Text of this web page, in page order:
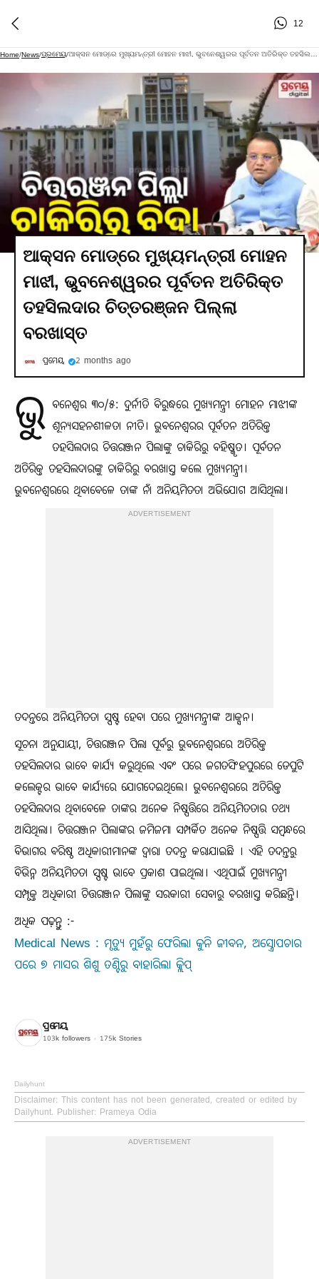
12
Home/News/ପ୍ରମେୟ/
ଆକ୍ସନ ମୋଡ୍‌ରେ ମୁଖ୍ୟମନ୍ତ୍ରୀ ମୋହନ
ମାଝୀ, ଭୁବନେଶ୍ୱରର ପୂର୍ବତନ ଅତିରିକ୍ତ
ତହସିଲଦାର ଚିତ୍ତରଞ୍ଜନ ପିଲ୍ଲା
ବରଖାସ୍ତ
ପ୍ରମେୟ 2 months ago
ଭୁ ବନେଶ୍ୱର ୩୦/୫: ଦୁର୍ନୀତି ବିରୁଦ୍ଧରେ ମୁଖ୍ୟମନ୍ତ୍ରୀ ମୋହନ ମାଝୀଙ୍କ
ଶୂନ୍ୟସହନଶୀଳତା ନୀତି। ଭୁବନେଶ୍ୱରର ପୂର୍ବତନ ଅତିରିକ୍ତ
ତହସିଲଦାର ଚିତ୍ତରଞ୍ଜନ ପିଲାଙ୍କୁ ଚାକିରିରୁ ବହିଷ୍କୃତ। ପୂର୍ବତନ
ଅତିରିକ୍ତ ତହସିଲଦାରଙ୍କୁ ଚାକିରିରୁ ବରଖାସ୍ତ କଲେ ମୁଖ୍ୟମନ୍ତ୍ରୀ।
ଭୁବନେଶ୍ୱରରେ ଥିବାବେଳେ ତାଙ୍କ ନାଁ ଅନିୟମିତତା ଅଭିଯୋଗ ଆସିଥିଲା।
ADVERTISEMENT
ତଦନ୍ତରେ ଅନିୟମିତତା ସ୍ପଷ୍ଟ ହେବା ପରେ ମୁଖ୍ୟମନ୍ତ୍ରୀଙ୍କ ଆକ୍ସନ।
ସୂଚନା ଅନୁଯାୟୀ, ଚିତ୍ତରଞ୍ଜନ ପିଲା ପୂର୍ବରୁ ଭୁବନେଶ୍ୱରରେ ଅତିରିକ୍ତ
ତହସିଲଦାର ଭାବେ କାର୍ଯ୍ୟ କରୁଥିଲେ ଏବଂ ପରେ ଜଗତସିଂହପୁରରେ ଡେପୁଟି
କଲେକ୍ଟର ଭାବେ କାର୍ଯ୍ୟରେ ଯୋଗଦେଇଥିଲେ। ଭୁବନେଶ୍ୱରରେ ଅତିରିକ୍ତ
ତହସିଲଦାର ଥିବାବେଳେ ତାଙ୍କର ଅନେକ ନିଷ୍ପତ୍ତିରେ ଅନିୟମିତତାର ତଥ୍ୟ
ଆସିଥିଲା। ଚିତ୍ତରଞ୍ଜନ ପିଲାଙ୍କର ଜମିଜମା ସମ୍ପର୍କିତ ଅନେକ ନିଷ୍ପତ୍ତି ସମ୍ବନ୍ଧରେ
ବିଭାଗର ବରିଷ୍ଠ ଅଧିକାରୀମାନଙ୍କ ଦ୍ୱାରା ତଦନ୍ତ କରାଯାଇଛି । ଏହି ତଦନ୍ତରୁ
ବିଭିନ୍ନ ଅନିୟମିତତା ସ୍ପଷ୍ଟ ଭାବେ ପ୍ରକାଶ ପାଇଥିଲା। ଏଥିପାଇଁ ମୁଖ୍ୟମନ୍ତ୍ରୀ
ସମ୍ପୃକ୍ତ ଅଧିକାରୀ ଚିତ୍ତରଞ୍ଜନ ପିଲାଙ୍କୁ ସରକାରୀ ସେବାରୁ ବରଖାସ୍ତ କରିଛନ୍ତି।
ଅଧିକ ପଢ଼ନ୍ତୁ :-
Medical News : ମୃତ୍ୟୁ ମୁହଁରୁ ଫେରିଲା କୁନି ଜୀବନ, ଅସ୍ତ୍ରୋପଚାର
ପରେ ୭ ମାସର ଶିଶୁ ତଣ୍ଟିରୁ ବାହାରିଲା କ୍ଲିପ୍
ପ୍ରମେୟ
103k followers 175k Stories
Dailyhunt
Disclaimer: This content has not been generated, created or edited by
Dailyhunt. Publisher: Prameya Odia
ADVERTISEMENT